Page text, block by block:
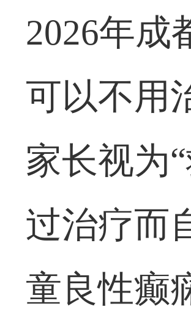
2026年成
可以不用
家长视为
过治疗而
童良性癫